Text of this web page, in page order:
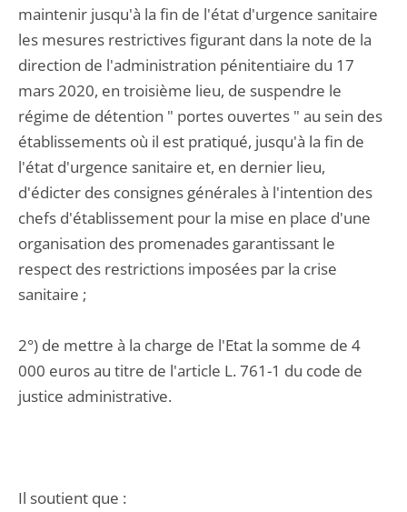
maintenir jusqu'à la fin de l'état d'urgence sanitaire
les mesures restrictives figurant dans la note de la
direction de l'administration pénitentiaire du 17
mars 2020, en troisième lieu, de suspendre le
régime de détention " portes ouvertes " au sein des
établissements où il est pratiqué, jusqu'à la fin de
l'état d'urgence sanitaire et, en dernier lieu,
d'édicter des consignes générales à l'intention des
chefs d'établissement pour la mise en place d'une
organisation des promenades garantissant le
respect des restrictions imposées par la crise
sanitaire ;
2°) de mettre à la charge de l'Etat la somme de 4
000 euros au titre de l'article L. 761-1 du code de
justice administrative.
Il soutient que :